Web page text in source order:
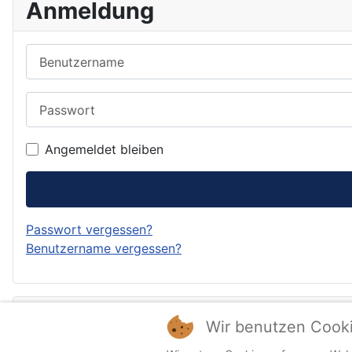
Anmeldung
Angemeldet bleiben
Passwort vergessen?
Benutzername vergessen?
Wir benutzen